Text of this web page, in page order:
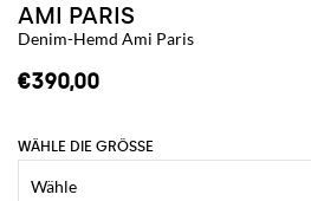
AMI PARIS
Denim-Hemd Ami Paris
€390,00
WÄHLE DIE GRÖSSE